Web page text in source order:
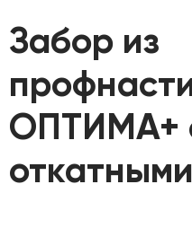
Забор из
ОПТИМА+